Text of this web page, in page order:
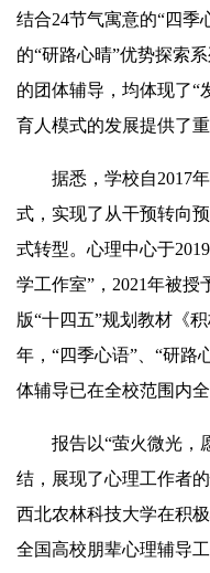
结合24节气寓意的“四季
的“研路心晴”优势探索
的团体辅导，均体现了“
育人模式的发展提供了重
据悉，学校自2017
式，实现了从干预转向
式转型。心理中心于
学工作室”，2021年被授
版“十四五”规划教材《
年，“四季心语”、“研路
体辅导已在全校范围内全
报告以“萤火微光，
结，展现了心理工作者
西北农林科技大学在积
全国高校朋辈心理辅导